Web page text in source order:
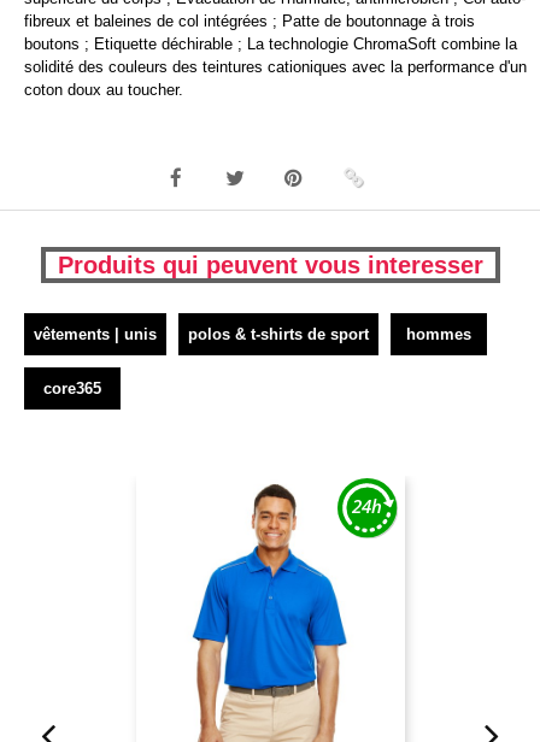
fibreux et baleines de col intégrées ; Patte de boutonnage à trois
boutons ; Etiquette déchirable ; La technologie ChromaSoft combine la
solidité des couleurs des teintures cationiques avec la performance d'un
coton doux au toucher.
Produits qui peuvent vous interesser
vêtements | unis polos & t-shirts de sport hommes
core365